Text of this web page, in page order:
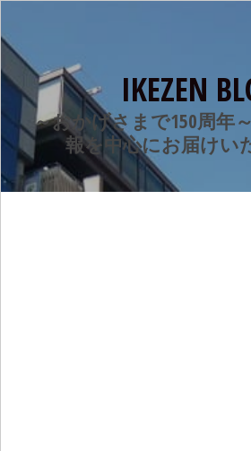
IKEZEN
～おかげさまで150周年
報を中心にお届けい